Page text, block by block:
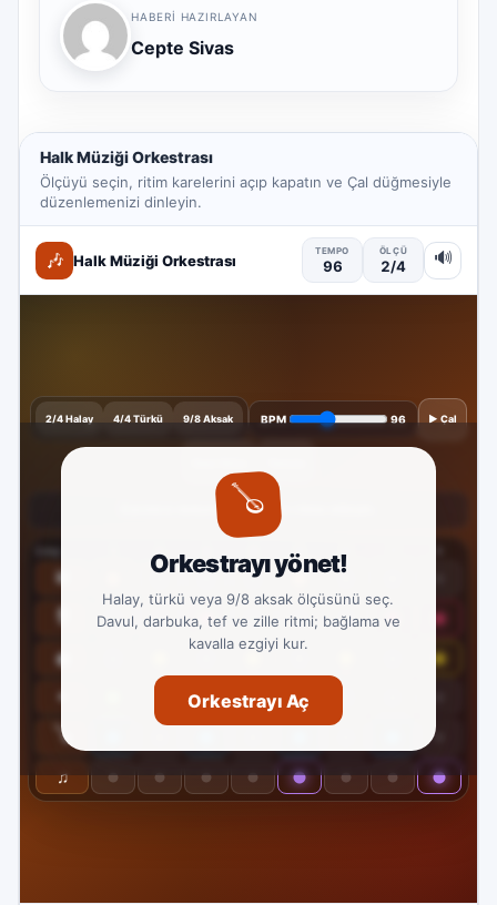
HABERI HAZIRLAYAN
Cepte Sivas
Halk Müziği Orkestrası
Ölçüyü seçin, ritim karelerini açıp kapatın ve Çal düğmesiyle
düzenlemenizi dinleyin.